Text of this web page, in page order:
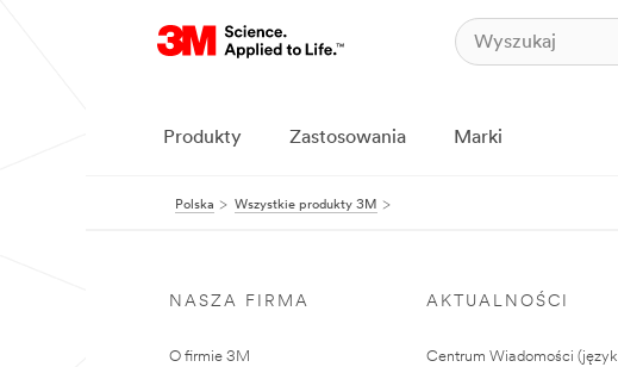
Produkty Zastosowania Marki
Polska Wszystkie produkty 3M
NASZA FIRMA
O firmie 3M
AKTUALNOŚCI
Centrum Wiadomości (język